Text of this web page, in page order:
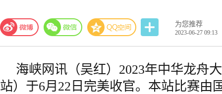
为您推荐
2023-06-27 09:13
海峡网 讯（吴红）2023年中华龙舟
站）于6月22日完美收官。本站比赛由